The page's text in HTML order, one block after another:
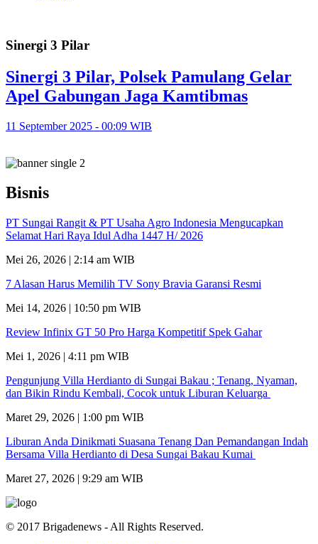
Sinergi 3 Pilar
Sinergi 3 Pilar, Polsek Pamulang Gelar
Apel Gabungan Jaga Kamtibmas
11 September 2025 - 00:09 WIB
Bisnis
PT Sungai Rangit & PT Usaha Agro Indonesia Mengucapkan
Selamat Hari Raya Idul Adha 1447 H/ 2026
Mei 26, 2026 | 2:14 am WIB
7 Alasan Harus Memilih TV Sony Bravia Garansi Resmi
Mei 14, 2026 | 10:50 pm WIB
Review Infinix GT 50 Pro Harga Kompetitif Spek Gahar
Mei 1, 2026 | 4:11 pm WIB
Pengunjung Villa Herdianto di Sungai Bakau ; Tenang, Nyaman,
dan Bikin Rindu Kembali, Cocok untuk Liburan Keluarga
Maret 29, 2026 | 1:00 pm WIB
Liburan Anda Dinikmati Suasana Tenang Dan Pemandangan Indah
Bersama Villa Herdianto di Desa Sungai Bakau Kumai
Maret 27, 2026 | 9:29 am WIB
© 2017 Brigadenews - All Rights Reserved.